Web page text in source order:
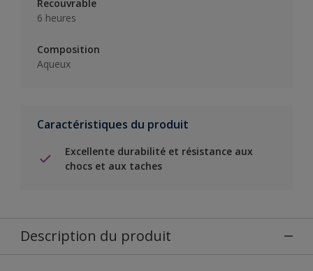
Recouvrable
6 heures
Composition
Aqueux
Caractéristiques du produit
Excellente durabilité et résistance aux
chocs et aux taches
Description du produit